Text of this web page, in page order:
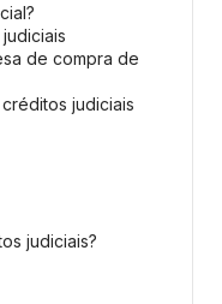
de compra de
judiciais
judiciais?